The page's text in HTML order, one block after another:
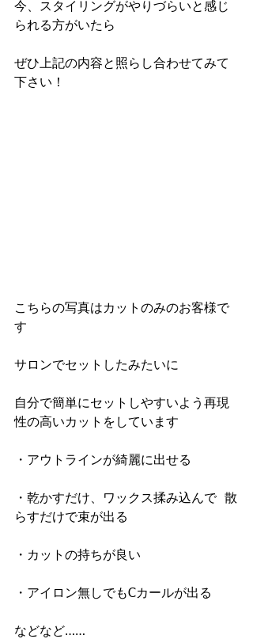
今、スタイリングがやりづらいと感じ
られる方がいたら
ぜひ上記の内容と照らし合わせてみて
下さい！
こちらの写真はカットのみのお客様で
す
サロンでセットしたみたいに
自分で簡単にセットしやすいよう再現
性の高いカットをしています
・アウトラインが綺麗に出せる
・乾かすだけ、ワックス揉み込んで  散
らすだけで束が出る
・カットの持ちが良い
・アイロン無しでもCカールが出る
などなど……